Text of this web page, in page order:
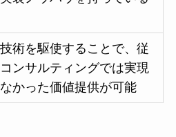
術を駆使することで、従
ンサルティングでは実現
かった価値提供が可能